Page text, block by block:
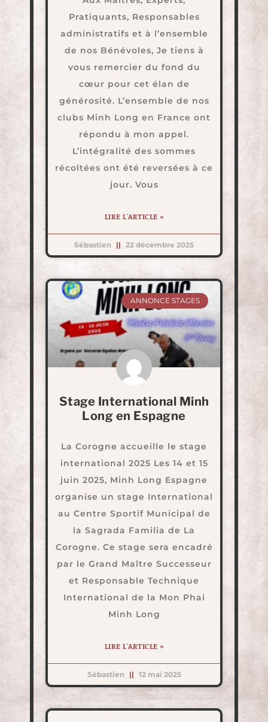
Pratiquants, Responsables
administratifs et à l’ensemble
de nos Bénévoles, Je tiens à
vous remercier du fond du
cœur pour cet élan de
générosité. L’ensemble de nos
clubs Minh Long en France ont
répondu à mon appel.
L’intégralité des sommes
récoltées ont été reversées à ce
jour. Vous
LIRE L'ARTICLE »
Sébastien 22 décembre 2025
ANNONCE STAGES
Stage International Minh
Long en Espagne
La Corogne accueille le stage
international 2025 Les 14 et 15
juin 2025, Minh Long Espagne
organise un stage International
au Centre Sportif Municipal de
la Sagrada Familia de La
Corogne. Ce stage sera encadré
par le Grand Maître Successeur
et Responsable Technique
International de la Mon Phai
Minh Long
LIRE L'ARTICLE »
Sébastien 12 mai 2025